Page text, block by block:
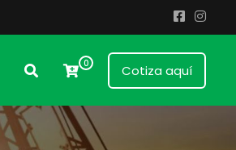
0 Cotiza aquí